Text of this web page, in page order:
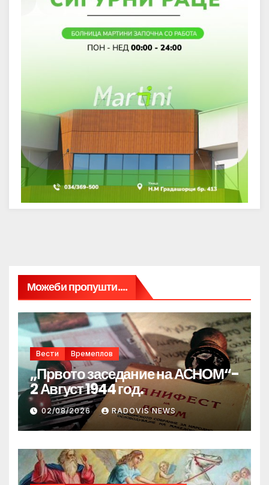
Можеби пропушти....
Вести Времеплов
„Првото заседание на АСНОМ“-
2 Август 1944 год.
02/08/2026 RADOVIS NEWS